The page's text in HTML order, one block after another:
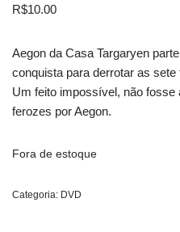
R$10.00
Aegon da Casa Targaryen
conquista para derrotar as
Um feito impossível, não
ferozes por Aegon.
Fora de estoque
Categoria: DVD